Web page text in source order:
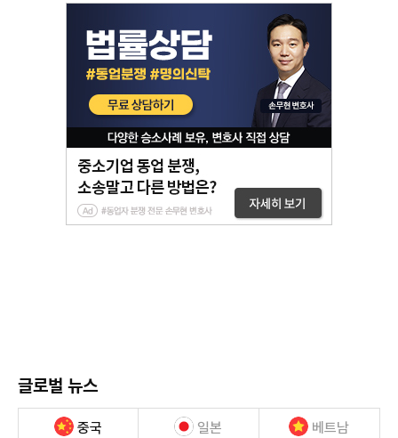
글로벌 뉴스
중국 일본 베트남